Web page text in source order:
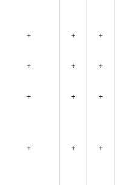
+ + +
+ + +
+ + +
+ + +